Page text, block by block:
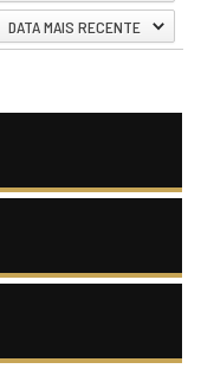
DATA MAIS RECENTE